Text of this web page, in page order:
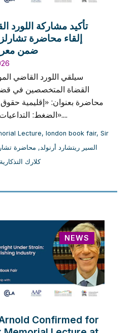
تأكيد مشاركة اللورد
إلقاء محاضرة تشارلز
ضمن
سيلقي اللورد القاضي
القضاة المتخصصين في
محاضرة بعنوان: «إقليمية
الضغط: التداعيات على صناعة النشر»....
Lecture, london book fair, Sir
السير ريتشارد أرنولد , محاضرة
كلارك التذكارية
NEWS
Confirmed for